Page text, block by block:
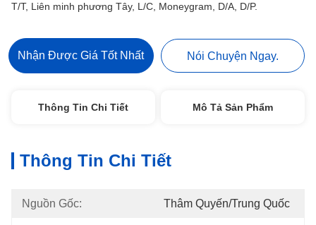
T/T, Liên minh phương Tây, L/C, Moneygram, D/A, D/P.
Nhận Được Giá Tốt Nhất Nói Chuyện Ngay.
Thông Tin Chi Tiết Mô Tả Sản Phẩm
Thông Tin Chi Tiết
Nguồn Gốc: Thâm Quyến/Trung Quốc